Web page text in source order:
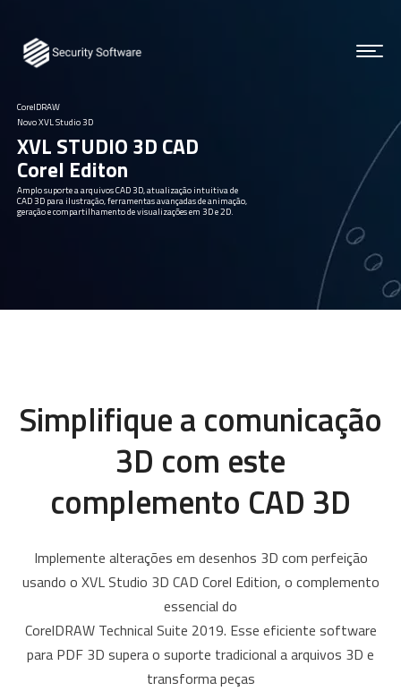
Corel Editon
XVL STUDIO 3D CAD
CorelDRAW
Amplo suporte a arquivos CAD 3D, atualização intuitiva de
CAD 3D para ilustração, ferramentas avançadas de animação,
geração e compartilhamento de visualizações em 3D e 2D.
Novo XVL Studio 3D
Simplifique a comunicação
3D com este
complemento CAD 3D
Implemente alterações em desenhos 3D com perfeição
usando o XVL Studio 3D CAD Corel Edition, o complemento
essencial do
CorelDRAW Technical Suite 2019. Esse eficiente software
para PDF 3D supera o suporte tradicional a arquivos 3D e
transforma peças